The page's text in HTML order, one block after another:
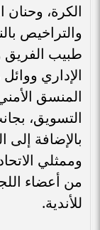
الكرة، وحنان
والتراخيص
طبيب الفريق
الإداري
المنسق
التسويق،
بالإضافة إلى
وممثلي
من أعضاء
للأندية.